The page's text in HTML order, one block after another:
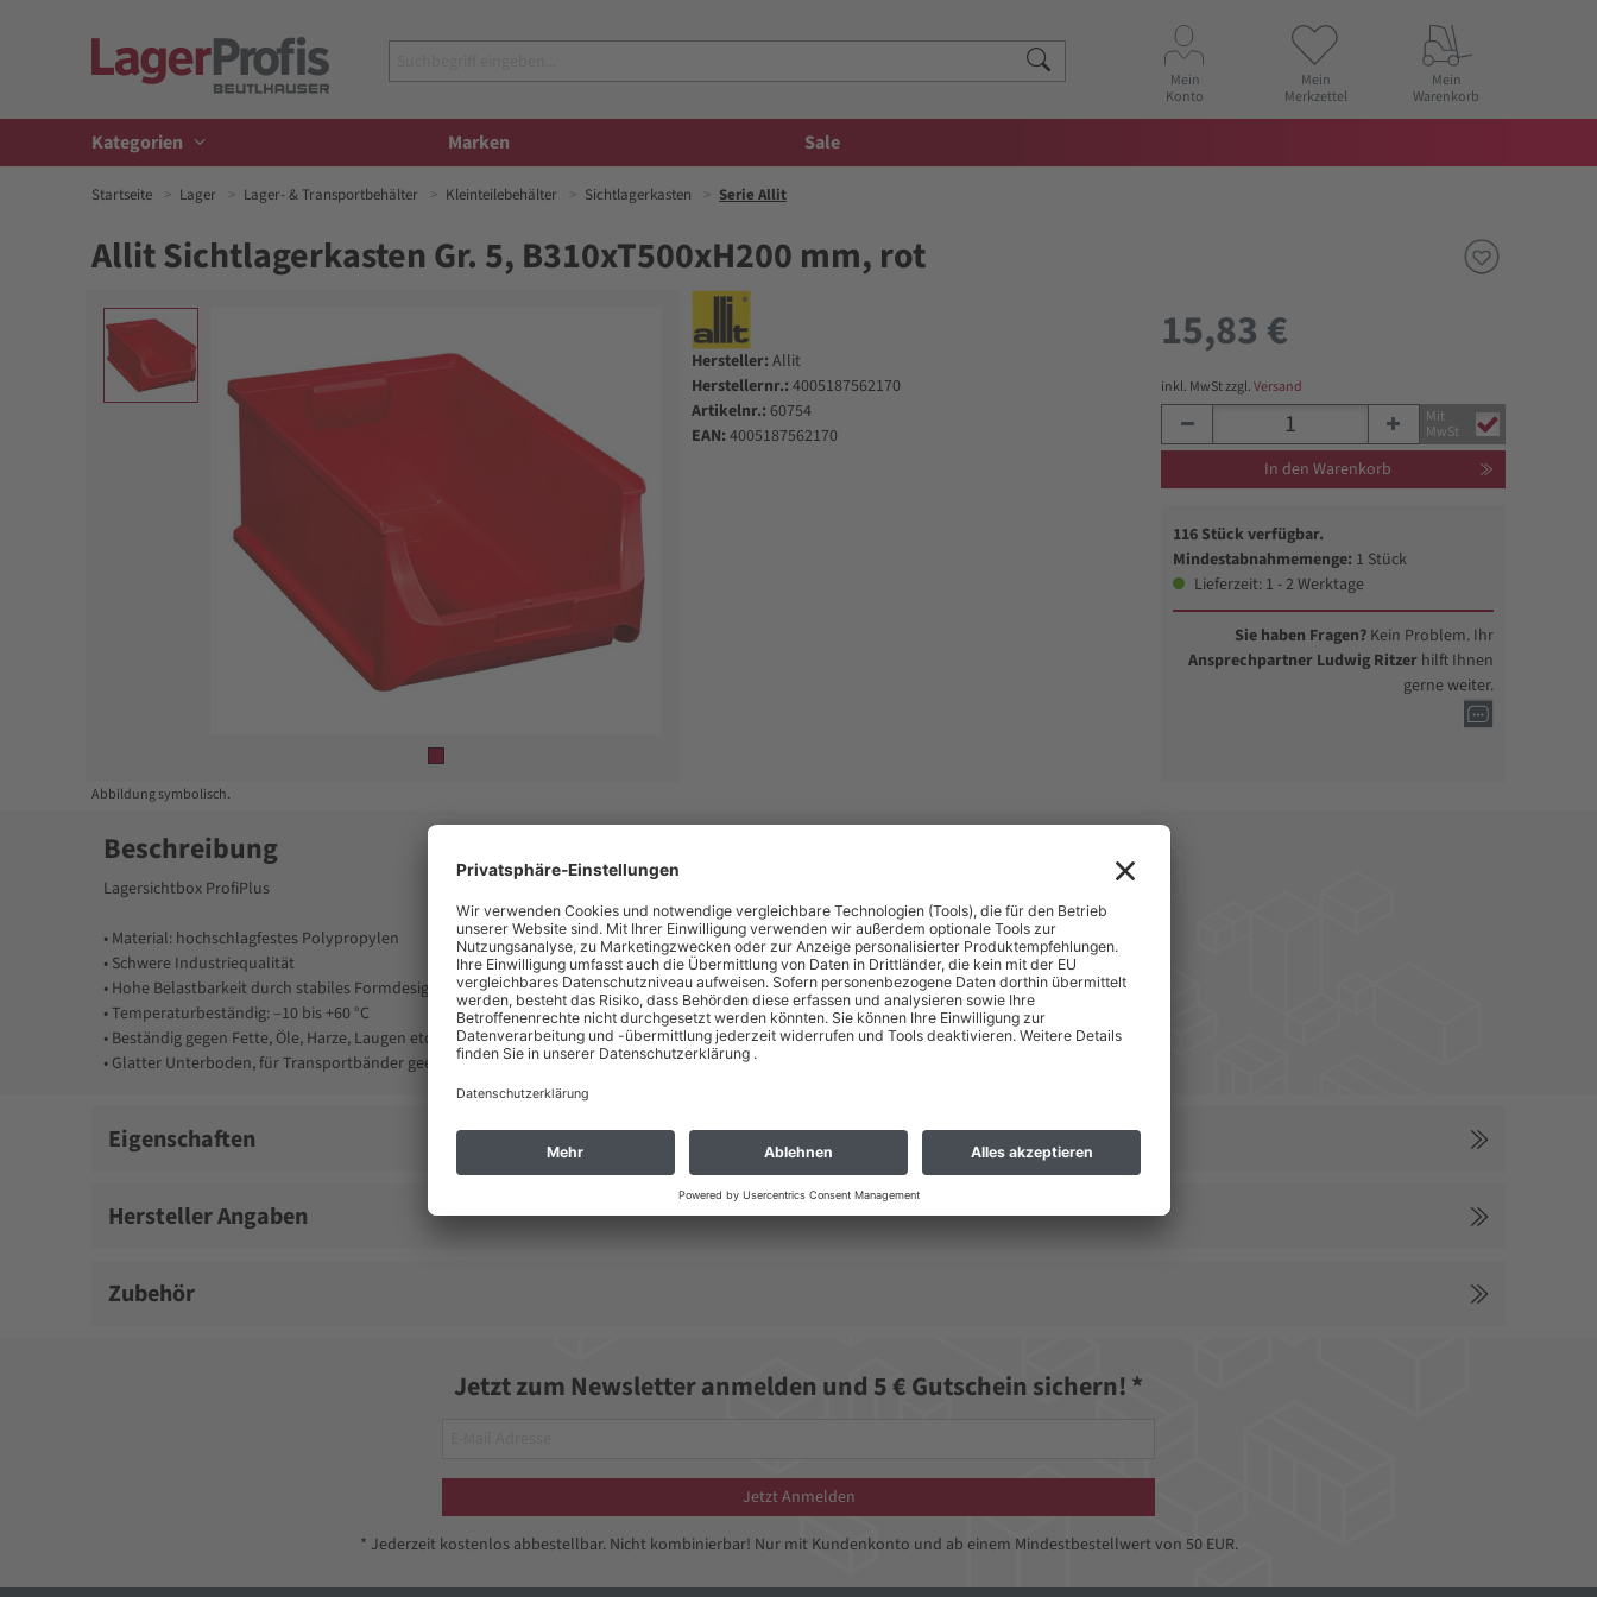
Mein
Konto
Mein
Merkzettel
Mein
Warenkorb
Kategorien Marken Sale
Startseite Lager Lager- & Transportbehälter Kleinteilebehälter Sichtlagerkasten Serie Allit
Allit Sichtlagerkasten Gr. 5, B310xT500xH200 mm, rot
Abbildung symbolisch.
Hersteller: Allit
Herstellernr.: 4005187562170
Artikelnr.: 60754
EAN: 4005187562170
15,83 €
inkl. MwSt zzgl.Versand
Mit
MwSt
In den Warenkorb
116 Stück verfügbar.
Mindestabnahmemenge: 1 Stück
Lieferzeit: 1 - 2 Werktage
Sie haben Fragen? Kein Problem. Ihr
Ansprechpartner Ludwig Ritzer hilft Ihnen
gerne weiter.
Beschreibung
Lagersichtbox ProfiPlus
• Material: hochschlagfestes Polypropylen
• Schwere Industriequalität
• Hohe Belastbarkeit durch stabiles Formdesign
• Temperaturbeständig: –10 bis +60 °C
• Beständig gegen Fette, Öle, Harze, Laugen etc.
• Glatter Unterboden, für Transportbänder geeignet
Eigenschaften
Hersteller Angaben
Zubehör
Jetzt zum Newsletter anmelden und 5 € Gutschein sichern! *
Jetzt Anmelden
* Jederzeit kostenlos abbestellbar. Nicht kombinierbar! Nur mit Kundenkonto und ab einem Mindestbestellwert von 50 EUR.